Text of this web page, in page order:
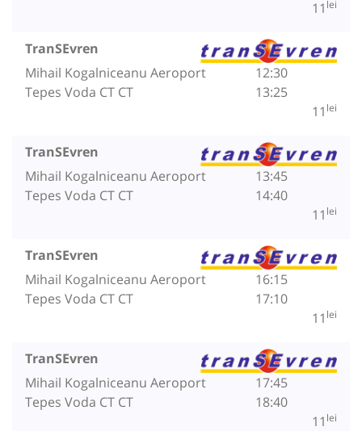
11 lei
TranSEvren
Mihail Kogalniceanu Aeroport
Tepes Voda CT CT
12:30
13:25
11 lei
TranSEvren
Mihail Kogalniceanu Aeroport
Tepes Voda CT CT
13:45
14:40
11 lei
TranSEvren
Mihail Kogalniceanu Aeroport
Tepes Voda CT CT
16:15
17:10
11 lei
TranSEvren
Mihail Kogalniceanu Aeroport
Tepes Voda CT CT
17:45
18:40
11 lei